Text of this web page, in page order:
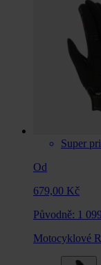
Super
Od
679,00 Kč
Původně: 1
Motocyklové